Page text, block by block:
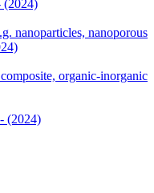
(2024)
nanoparticles, nanoporous
organic-inorganic
(2024)